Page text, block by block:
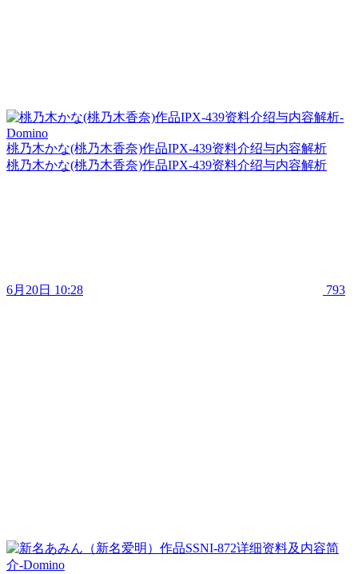
桃乃木かな(桃乃木香奈)作品IPX-439资料介绍与内容解析
桃乃木かな(桃乃木香奈)作品IPX-439资料介绍与内容解析
6月20日 10:28 793